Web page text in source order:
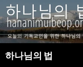
하나님의 법
색